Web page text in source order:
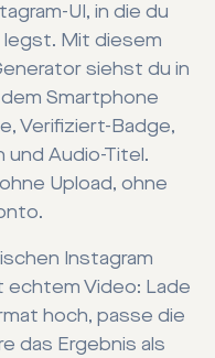
UI, in die du
legst. Mit diesem
siehst du in
Smartphone
Verifiziert-Badge,
und Audio-Titel.
Upload, ohne
Instagram
Video: Lade
hoch, passe die
das Ergebnis als